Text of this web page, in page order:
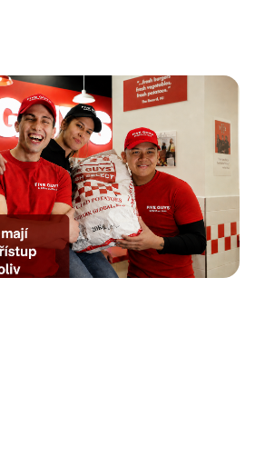
nabízí
Výplatu
Advanta.
HR manažerkou